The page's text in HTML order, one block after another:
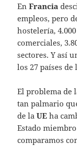
EnFrancia
empleos, pero
hostelería,
comerciales,
sectores. Y así
los 27 países
El problema de
tan palmario
de laUE ha
Estado
comparamos